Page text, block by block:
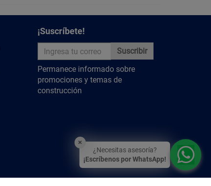
¡Suscríbete!
Suscribir
Permanece informado sobre
promociones y temas de
construcción
×
¿Necesitas asesoría?
¡Escríbenos por WhatsApp!